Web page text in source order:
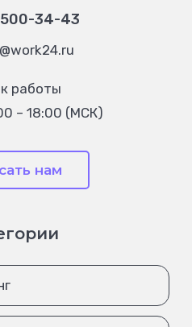
34-43
работы
– 18:00 (МСК)
нам